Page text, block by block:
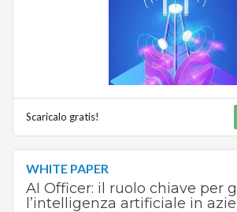
Scaricalo gratis!
WHITE PAPER
AI Officer: il ruolo chiave per
l’intelligenza artificiale in